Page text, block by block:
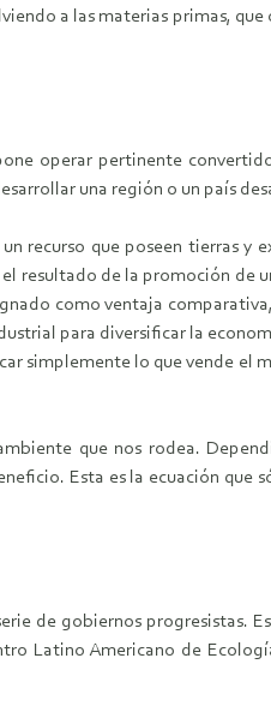
a las materias primas, que
operar pertinente
una región o un país
recurso que poseen tierras y
resultado de la promoción
como ventaja
para diversificar la
simplemente lo que vende el
que nos rodea.
Esta es la ecuación
de gobiernos progresistas.
Latino Americano de